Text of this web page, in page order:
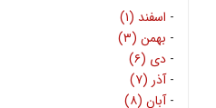
- اسفند (۱)
- بهمن (۳)
- دی (۶)
-آذر (۷)
-آبان (۸)